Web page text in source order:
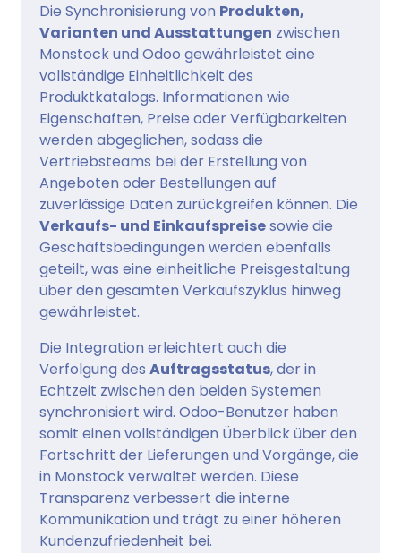
Die Synchronisierung von Produkten,
Varianten und Ausstattungen zwischen
Monstock und Odoo gewährleistet eine
vollständige Einheitlichkeit des
Produktkatalogs. Informationen wie
Eigenschaften, Preise oder Verfügbarkeiten
werden abgeglichen, sodass die
Vertriebsteams bei der Erstellung von
Angeboten oder Bestellungen auf
zuverlässige Daten zurückgreifen können. Die
Verkaufs- und Einkaufspreisesowie die
Geschäftsbedingungen werden ebenfalls
geteilt, was eine einheitliche Preisgestaltung
über den gesamten Verkaufszyklus hinweg
gewährleistet.
Die Integration erleichtert auch die
Verfolgung des Auftragsstatus, der in
Echtzeit zwischen den beiden Systemen
synchronisiert wird. Odoo-Benutzer haben
somit einen vollständigen Überblick über den
Fortschritt der Lieferungen und Vorgänge, die
in Monstock verwaltet werden. Diese
Transparenz verbessert die interne
Kommunikation und trägt zu einer höheren
Kundenzufriedenheit bei.